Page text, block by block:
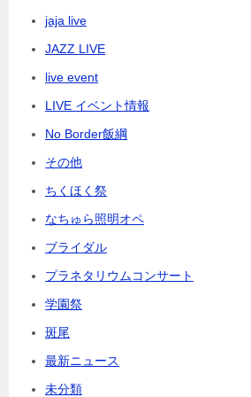
jaja live
JAZZ LIVE
live event
LIVE イベント情報
No Border飯綱
その他
ちくほく祭
なちゅら照明オペ
ブライダル
プラネタリウムコンサート
学園祭
斑尾
最新ニュース
未分類